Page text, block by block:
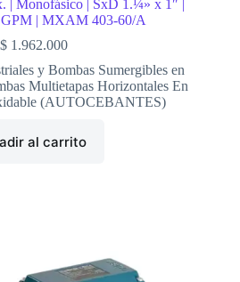
| Monofásico | SxD 1.¼» x 1″ |
| MXAM 403-60/A
$ 1.962.000
y Bombas Sumergibles en
Multietapas Horizontales En
(AUTOCEBANTES)
al carrito